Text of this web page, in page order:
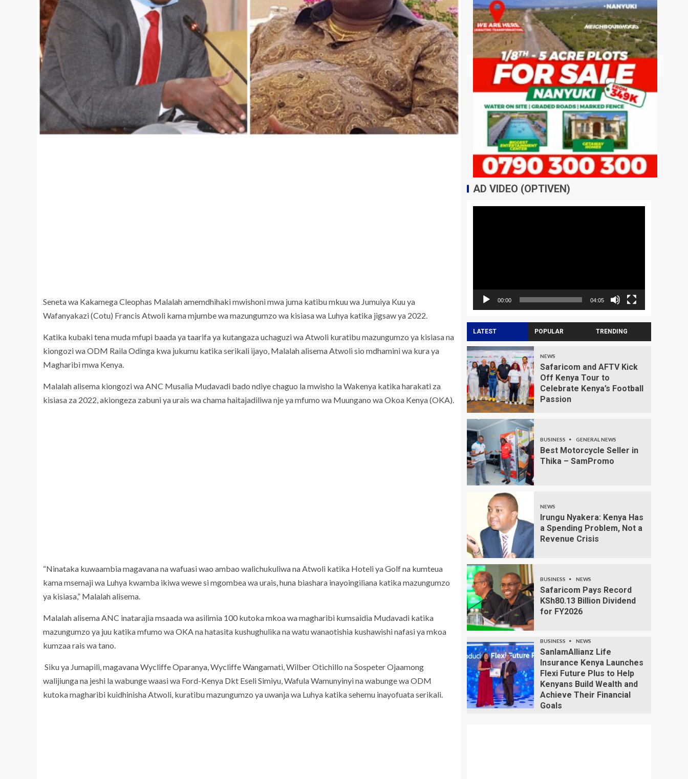
Seneta wa Kakamega Cleophas Malalah amemdhihaki mwishoni mwa juma katibu mkuu wa Jumuiya Kuu ya
Wafanyakazi (Cotu) Francis Atwoli kama mjumbe wa mazungumzo wa kisiasa wa Luhya katika jigsaw ya 2022.
Katika kubaki tena muda mfupi baada ya taarifa ya kutangaza uchaguzi wa Atwoli kuratibu mazungumzo ya kisiasa na
kiongozi wa ODM Raila Odinga kwa jukumu katika serikali ijayo, Malalah alisema Atwoli sio mdhamini wa kura ya
Magharibi mwa Kenya.
Malalah alisema kiongozi wa ANC Musalia Mudavadi bado ndiye chaguo la mwisho la Wakenya katika harakati za
kisiasa za 2022, akiongeza zabuni ya urais wa chama haitajadiliwa nje ya mfumo wa Muungano wa Okoa Kenya (OKA).
“Ninataka kuwaambia magavana na wafuasi wao ambao walichukuliwa na Atwoli katika Hoteli ya Golf na kumteua
kama msemaji wa Luhya kwamba ikiwa wewe si mgombea wa urais, huna biashara inayoingiliana katika mazungumzo
ya kisiasa,” Malalah alisema.
Malalah alisema ANC inatarajia msaada wa asilimia 100 kutoka mkoa wa magharibi kumsaidia Mudavadi katika
mazungumzo ya juu katika mfumo wa OKA na hatasita kushughulika na watu wanaotishia kushawishi nafasi ya mkoa
kumzaa rais wa tano.
Siku ya Jumapili, magavana Wycliffe Oparanya, Wycliffe Wangamati, Wilber Otichillo na Sospeter Ojaamong
walijiunga na jeshi la wabunge waasi wa Ford-Kenya Dkt Eseli Simiyu, Wafula Wamunyinyi na wabunge wa ODM
kutoka magharibi kuidhinisha Atwoli, kuratibu mazungumzo ya uwanja wa Luhya katika sehemu inayofuata serikali.
AD VIDEO (OPTIVEN)
00:00 04:05
LATEST POPULAR TRENDING
NEWS
Safaricom and AFTV Kick
Off Kenya Tour to
Celebrate Kenya’s Football
Passion
BUSINESS GENERAL NEWS
Best Motorcycle Seller in
Thika – SamPromo
NEWS
Irungu Nyakera: Kenya Has
a Spending Problem, Not a
Revenue Crisis
BUSINESS NEWS
Safaricom Pays Record
KSh80.13 Billion Dividend
for FY2026
BUSINESS NEWS
SanlamAllianz Life
Insurance Kenya Launches
Flexi Future Plus to Help
Kenyans Build Wealth and
Achieve Their Financial
Goals